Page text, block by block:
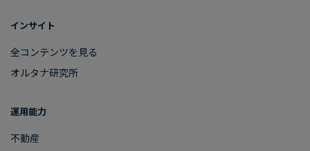
インサイト
全コンテンツを​見る
オルタナ研究所
運用能力
不動産